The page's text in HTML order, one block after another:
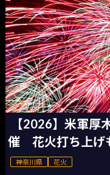
【2026】米軍厚
催 花火打ち上げ
神奈川県 花火